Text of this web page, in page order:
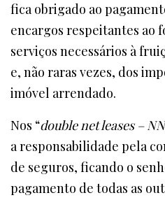
fica obrigado ao
encargos respeitantes ao
serviços necessários à
e, não raras vezes, dos
imóvel arrendado.
Nos “double net leases –
a responsabilidade pela
de seguros, ficando o
pagamento de todas as